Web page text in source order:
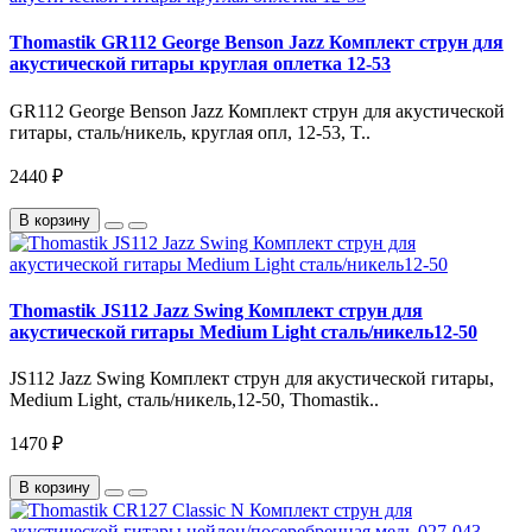
Thomastik GR112 George Benson Jazz Комплект струн для
акустической гитары круглая оплетка 12-53
GR112 George Benson Jazz Комплект струн для акустической
гитары, сталь/никель, круглая опл, 12-53, T..
2440 ₽
В корзину
Thomastik JS112 Jazz Swing Комплект струн для
акустической гитары Medium Light сталь/никель12-50
JS112 Jazz Swing Комплект струн для акустической гитары,
Medium Light, сталь/никель,12-50, Thomastik..
1470 ₽
В корзину